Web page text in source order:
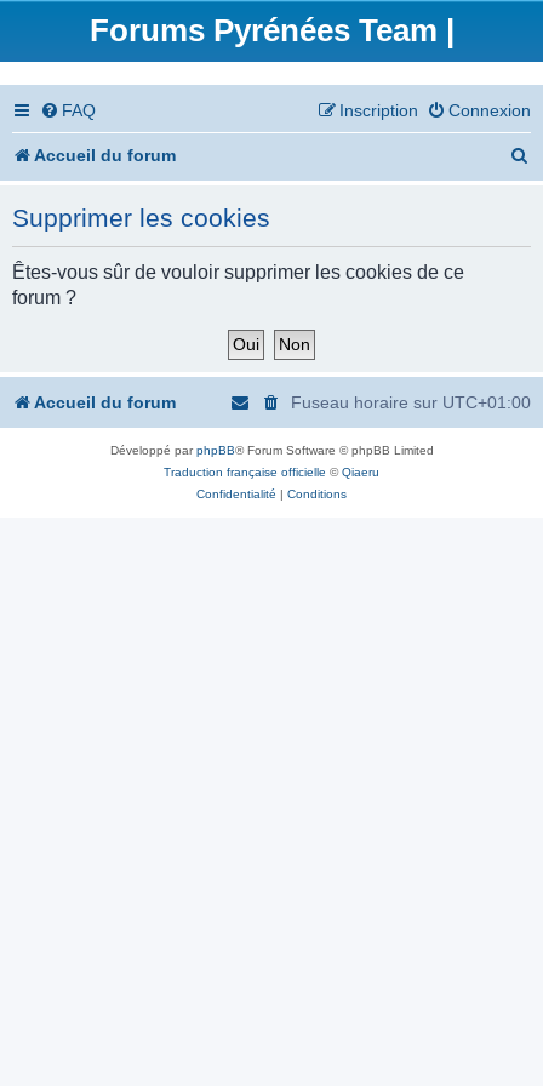
Forums Pyrénées Team |
FAQ Connexion
Inscription
Accueil du forum
c
Supprimer les cookies
Êtes-vous sûr de vouloir supprimer les cookies de ce
forum ?
Accueil du forum Fuseau horaire sur UTC+01:00
Développé parphpBB® Forum Software © phpBB Limited
Traduction française officielle ©Qiaeru
Confidentialité | Conditions